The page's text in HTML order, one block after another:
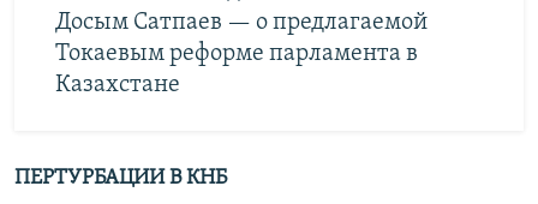
Досым Сатпаев — о предлагаемой
Токаевым реформе парламента в
Казахстане
ПЕРТУРБАЦИИ В КНБ